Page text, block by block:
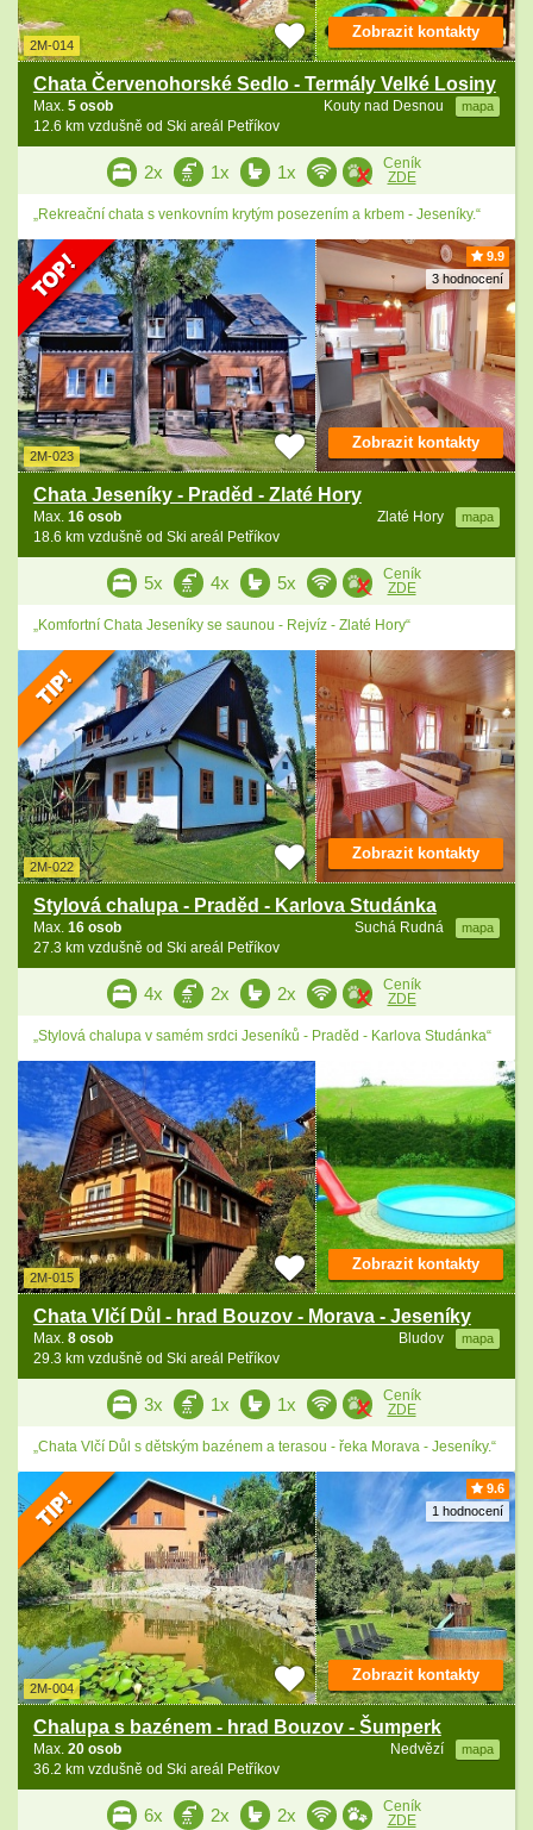
2M-014
Chata Červenohorské Sedlo - Termály Velké Losiny
Kouty nad Desnou mapa
Max. 5 osob
12.6 km vzdušně od Ski areál Petříkov
Zobrazit kontakty
2x 1x 1x
Ceník
ZDE
„Rekreační chata s venkovním krytým posezením a krbem - Jeseníky.“
9.9
3 hodnocení
2M-023
Chata Jeseníky - Praděd - Zlaté Hory
Zlaté Hory mapa
Max. 16 osob
18.6 km vzdušně od Ski areál Petříkov
Zobrazit kontakty
5x 4x 5x
Ceník
ZDE
„Komfortní Chata Jeseníky se saunou - Rejvíz - Zlaté Hory“
2M-022
Stylová chalupa - Praděd - Karlova Studánka
Suchá Rudná mapa
Max. 16 osob
27.3 km vzdušně od Ski areál Petříkov
Zobrazit kontakty
4x 2x 2x
Ceník
ZDE
„Stylová chalupa v samém srdci Jeseníků - Praděd - Karlova Studánka“
2M-015
Chata Vlčí Důl - hrad Bouzov - Morava - Jeseníky
Bludov mapa
Max. 8 osob
29.3 km vzdušně od Ski areál Petříkov
Zobrazit kontakty
3x 1x 1x
Ceník
ZDE
„Chata Vlčí Důl s dětským bazénem a terasou - řeka Morava - Jeseníky.“
9.6
1 hodnocení
2M-004
Chalupa s bazénem - hrad Bouzov - Šumperk
Nedvězí mapa
Max. 20 osob
36.2 km vzdušně od Ski areál Petříkov
Zobrazit kontakty
6x 2x 2x
Ceník
ZDE